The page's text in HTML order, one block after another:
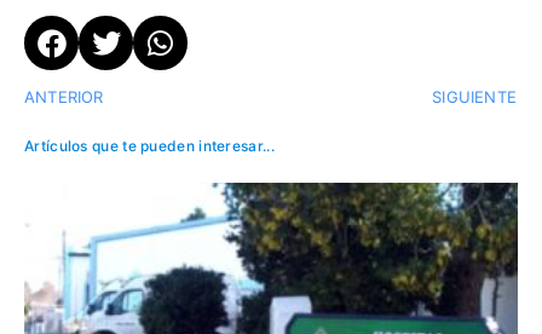
ANTERIOR SIGUIENTE
Artículos que te pueden interesar...